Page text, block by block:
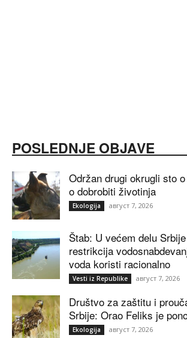
POSLEDNJE OBJAVE
Održan drugi okrugli sto
o dobrobiti životinja
Ekologija август 7, 2026
Štab: U većem delu
restrikcija
voda koristi racionalno
Vesti iz Republike август 7, 2026
Društvo za zaštitu i
Srbije: Orao Feliks je
Ekologija август 7, 2026